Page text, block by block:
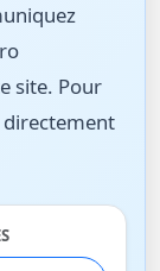
site. Pour